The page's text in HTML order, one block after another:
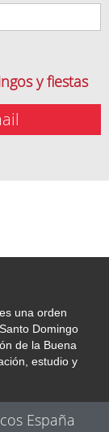
y fiestas
una orden
Domingo
de la Buena
estudio y
España